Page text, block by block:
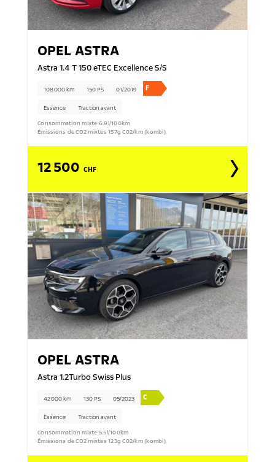
OPEL ASTRA
Astra 1.4 T 150 eTEC Excellence S/S
108 000 km 150 PS 01/2019 F
Essence Traction avant
Consommation mixte 6.9l/100km
Émissions de CO2 mixtes 157g C02/km (kombi)
12 500 CHF
OPEL ASTRA
Astra 1.2Turbo Swiss Plus
42 000 km 130 PS 05/2023 C
Essence Traction avant
Consommation mixte 5.5l/100km
Émissions de CO2 mixtes 123g C02/km (kombi)